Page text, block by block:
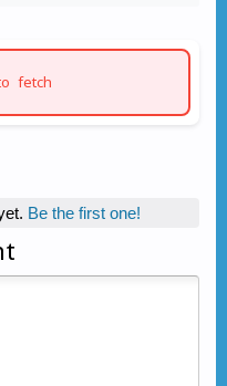
fetch
Be the first one!